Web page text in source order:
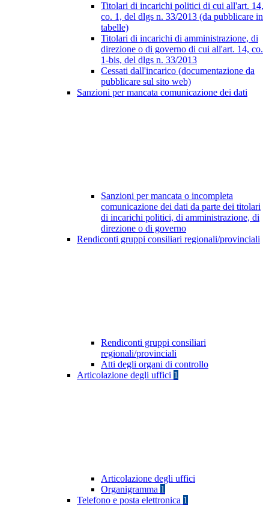
Titolari di incarichi politici di cui all'art. 14,
co. 1, del dlgs n. 33/2013 (da pubblicare in
tabelle)
Titolari di incarichi di amministrazione, di
direzione o di governo di cui all'art. 14, co.
1-bis, del dlgs n. 33/2013
Cessati dall'incarico (documentazione da
pubblicare sul sito web)
Sanzioni per mancata comunicazione dei dati
Sanzioni per mancata o incompleta
comunicazione dei dati da parte dei titolari
di incarichi politici, di amministrazione, di
direzione o di governo
Rendiconti gruppi consiliari regionali/provinciali
Rendiconti gruppi consiliari
regionali/provinciali
Atti degli organi di controllo
Articolazione degli uffici 1
Articolazione degli uffici
Organigramma 1
Telefono e posta elettronica 1